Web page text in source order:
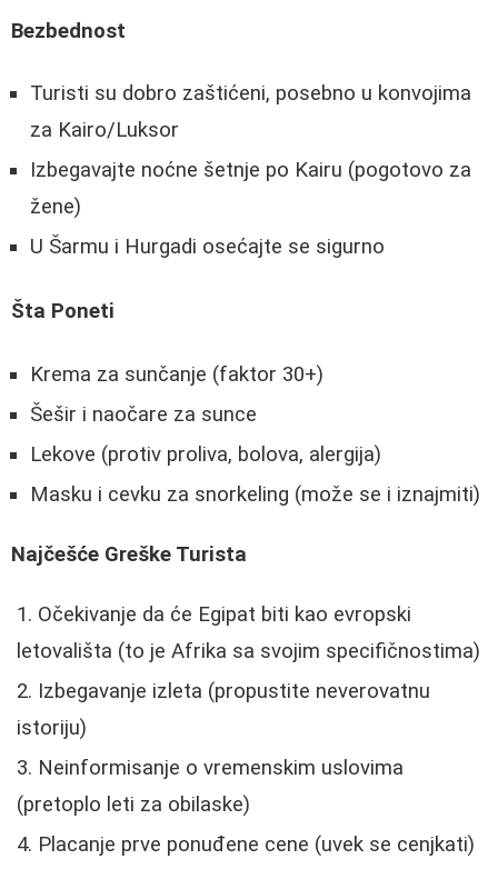
Bezbednost
Turisti su dobro zaštićeni, posebno u konvojima
za Kairo/Luksor
Izbegavajte noćne šetnje po Kairu (pogotovo za
žene)
U Šarmu i Hurgadi osećajte se sigurno
Šta Poneti
Krema za sunčanje (faktor 30+)
Šešir i naočare za sunce
Lekove (protiv proliva, bolova, alergija)
Masku i cevku za snorkeling (može se i iznajmiti)
Najčešće Greške Turista
Očekivanje da će Egipat biti kao evropski
letovališta (to je Afrika sa svojim specifičnostima)
Izbegavanje izleta (propustite neverovatnu
istoriju)
Neinformisanje o vremenskim uslovima
(pretoplo leti za obilaske)
Placanje prve ponuđene cene (uvek se cenjkati)